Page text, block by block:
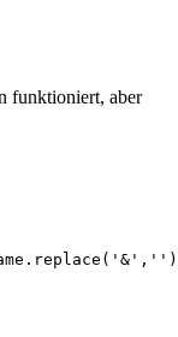
funktioniert, aber